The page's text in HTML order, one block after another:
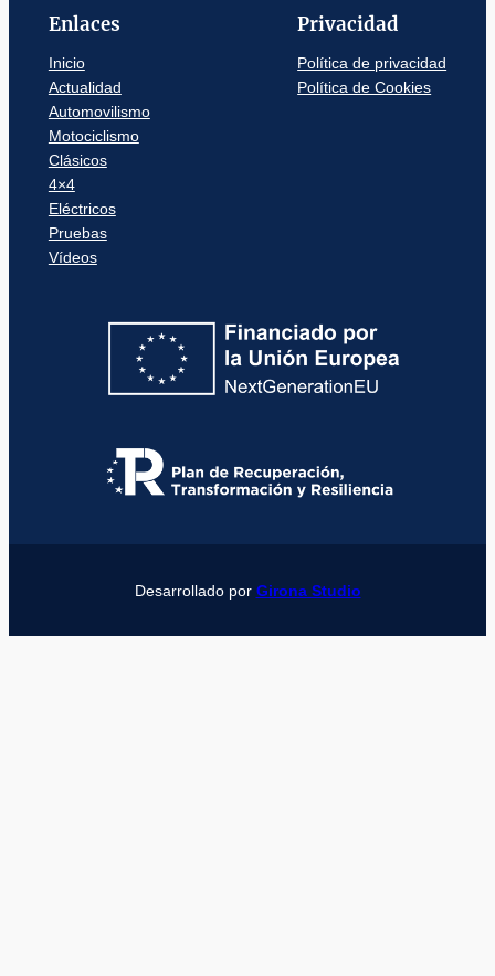
Enlaces
Inicio
Actualidad
Automovilismo
Motociclismo
Clásicos
4×4
Eléctricos
Pruebas
Vídeos
Privacidad
Política de privacidad
Política de Cookies
Desarrollado por Girona Studio